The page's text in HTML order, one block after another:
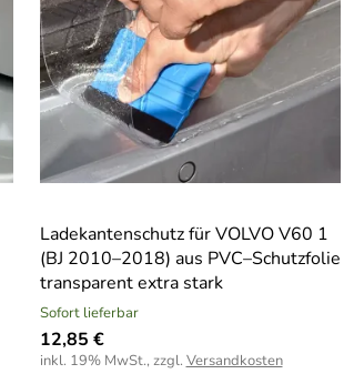
Ladekantenschutz für VOLVO V60 1
(BJ 2010–2018) aus PVC–Schutzfolie
transparent extra stark
Sofort lieferbar
12,85 €
inkl. 19% MwSt., zzgl. Versandkosten